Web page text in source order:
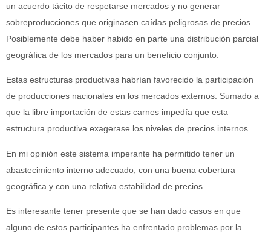
un acuerdo tácito de respetarse mercados y no generar
sobreproducciones que originasen caídas peligrosas de precios.
Posiblemente debe haber habido en parte una distribución parcial
geográfica de los mercados para un beneficio conjunto.
Estas estructuras productivas habrían favorecido la participación
de producciones nacionales en los mercados externos. Sumado a
que la libre importación de estas carnes impedía que esta
estructura productiva exagerase los niveles de precios internos.
En mi opinión este sistema imperante ha permitido tener un
abastecimiento interno adecuado, con una buena cobertura
geográfica y con una relativa estabilidad de precios.
Es interesante tener presente que se han dado casos en que
alguno de estos participantes ha enfrentado problemas por la